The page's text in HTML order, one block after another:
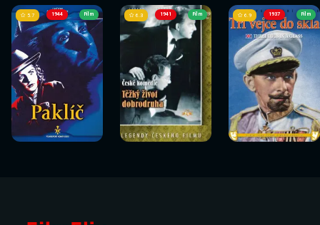
1944
Sledovat
nyní
5.7 Film
Sledovat
nyní
1941
Sledovat
nyní
6.3 Film
Sledovat
nyní
1937
Sledovat
nyní
6.9 Film
Sledovat
nyní